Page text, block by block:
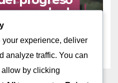
de
del
de
Herramientas
ALARIC
experience, deliver
analyze traffic. You can
by clicking